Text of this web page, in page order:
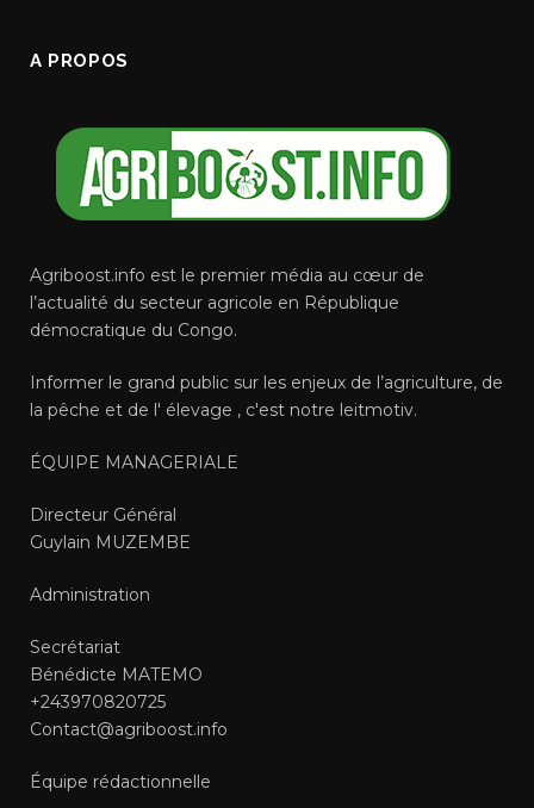
A PROPOS
Agriboost.info est le premier média au cœur de
l’actualité du secteur agricole en République
démocratique du Congo.
Informer le grand public sur les enjeux de l’agriculture, de
la pêche et de l' élevage , c'est notre leitmotiv.
ÉQUIPE MANAGERIALE
Directeur Général
Guylain MUZEMBE
Administration
Secrétariat
Bénédicte MATEMO
+243970820725
Contact@agriboost.info
Équipe rédactionnelle